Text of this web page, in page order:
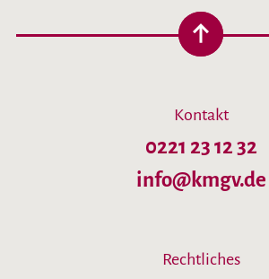
Kontakt
0221 23 12 32
info@kmgv.de
Rechtliches